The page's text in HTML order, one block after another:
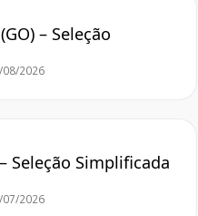
– Seleção
08/2026
Seleção Simplificada
07/2026